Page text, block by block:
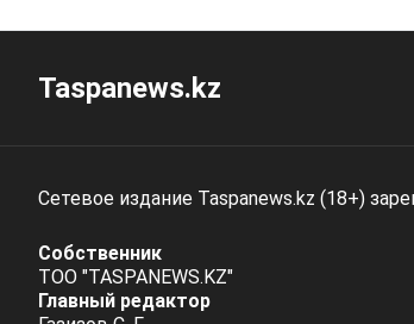
Taspanews.kz
Сетевое издание Taspanews.kz (18+)
Собственник
ТОО "TASPANEWS.KZ"
Главный редактор